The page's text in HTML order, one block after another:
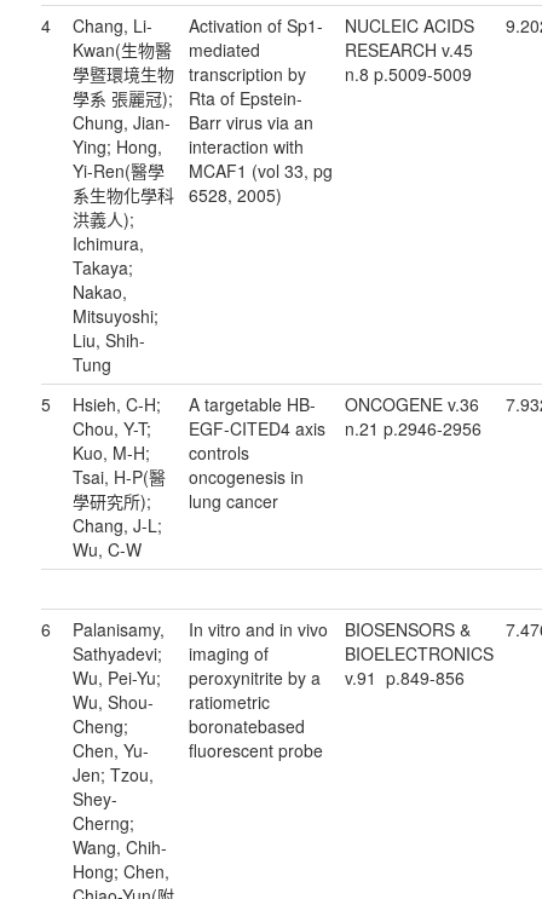
4
Chang, Li-
Kwan(生物醫
學暨環境生物
學系 張麗冠);
Chung, Jian-
Ying; Hong,
Yi-Ren(醫學
系生物化學科
洪義人);
Ichimura,
Takaya;
Nakao,
Mitsuyoshi;
Liu, Shih-
Tung
Activation of Sp1-
mediated
transcription by
Rta of Epstein-
Barr virus via an
interaction with
MCAF1 (vol 33, pg
6528, 2005)
NUCLEIC ACIDS
RESEARCH v.45
n.8 p.5009-5009
5
Hsieh, C-H;
Chou, Y-T;
Kuo, M-H;
Tsai, H-P(醫
學研究所);
Chang, J-L;
Wu, C-W
A targetable HB-
EGF-CITED4 axis
controls
oncogenesis in
lung cancer
ONCOGENE v.36
n.21 p.2946-2956
6
Palanisamy,
Sathyadevi;
Wu, Pei-Yu;
Wu, Shou-
Cheng;
Chen, Yu-
Jen; Tzou,
Shey-
Cherng;
Wang, Chih-
Hong; Chen,
In vitro and in vivo
imaging of
peroxynitrite by a
ratiometric
boronatebased
fluorescent probe
BIOSENSORS &
BIOELECTRONICS
v.91 p.849-856